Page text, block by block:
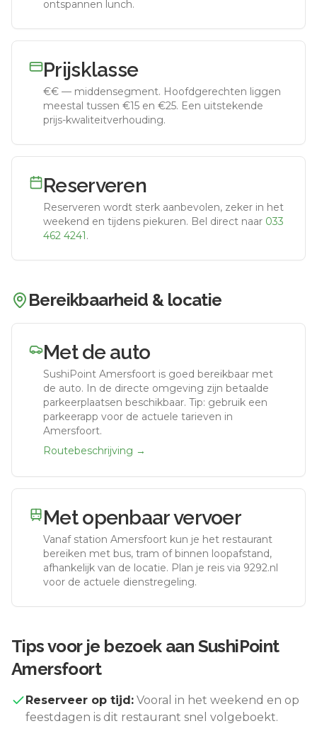
ontspannen lunch.
Prijsklasse
€€ — middensegment. Hoofdgerechten liggen
meestal tussen €15 en €25. Een uitstekende
prijs-kwaliteitverhouding.
Reserveren
Reserveren wordt sterk aanbevolen, zeker in het
weekend en tijdens piekuren. Bel direct naar 033
462 4241.
Bereikbaarheid & locatie
Met de auto
SushiPoint Amersfoort is goed bereikbaar met
de auto. In de directe omgeving zijn betaalde
parkeerplaatsen beschikbaar. Tip: gebruik een
parkeerapp voor de actuele tarieven in
Amersfoort.
Routebeschrijving →
Met openbaar vervoer
Vanaf station Amersfoort kun je het restaurant
bereiken met bus, tram of binnen loopafstand,
afhankelijk van de locatie. Plan je reis via 9292.nl
voor de actuele dienstregeling.
Tips voor je bezoek aan SushiPoint
Amersfoort
Reserveer op tijd: Vooral in het weekend en op
feestdagen is dit restaurant snel volgeboekt.